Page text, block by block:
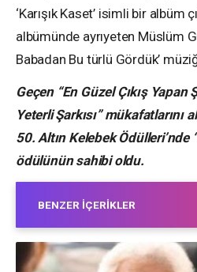
‘Karışık Kaset’ isimli bir albüm
albümünde ayrıyeten Müslüm
Babadan Bu türlü Gördük’
Geçen “En Güzel Çıkış Yapan
Yeterli Şarkısı” mükafatlarını
50. Altın Kelebek Ödülleri’nde
ödülünün sahibi oldu.
BENZER İÇERIKLER